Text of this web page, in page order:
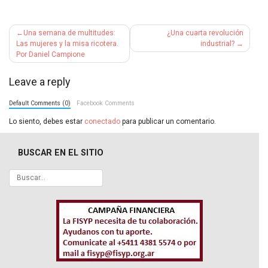
Navegación
de
entradas
Una semana de multitudes:
Las mujeres y la misa ricotera.
Por Daniel Campione
¿Una cuarta revolución
industrial?
Leave a reply
Default Comments (0) Facebook Comments
Lo siento, debes estar conectado para publicar un comentario.
BUSCAR EN EL SITIO